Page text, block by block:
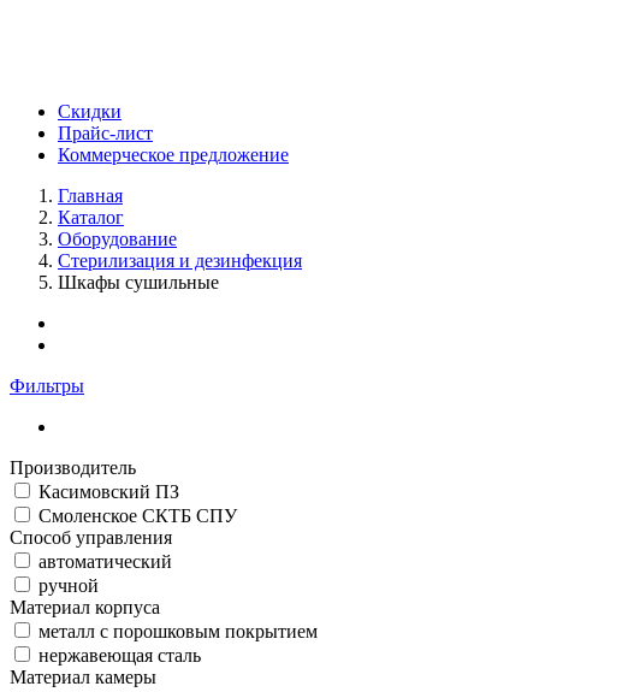
Скидки
Прайс-лист
Коммерческое предложение
Главная
Каталог
Оборудование
Стерилизация и дезинфекция
Шкафы сушильные
Фильтры
Производитель
Касимовский ПЗ
Смоленское СКТБ СПУ
Способ управления
автоматический
ручной
Материал корпуса
металл с порошковым покрытием
нержавеющая сталь
Материал камеры